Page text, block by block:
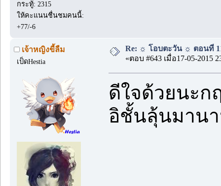
กระทู้: 2315
ให้คะแนนชื่นชมคนนี้:
+77/-6
เจ้าหญิงขี้ลืม
เป็ดHestia
Re: ☼ โอบตะวัน ☼ ตอนที่ 11
«ตอบ #643 เมื่อ17-05-2015
ดีใจด้วยนะก
อิชั้นลุ้นมาน